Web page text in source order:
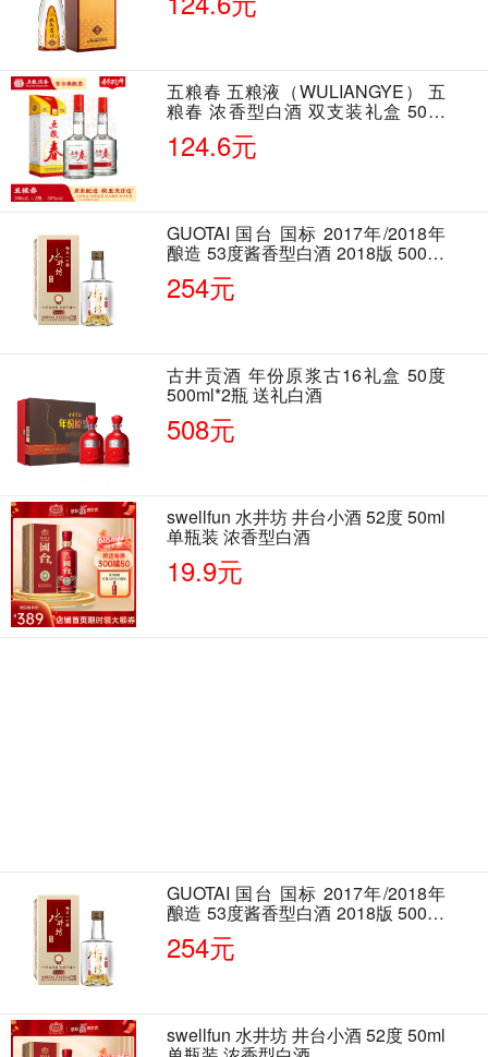
五粮春 五粮液（WULIANGYE） 五
粮春 浓香型白酒 双支装礼盒 50度
500ml*2瓶 含酒具
124.6元
GUOTAI 国台 国标 2017年/2018年
酿造 53度酱香型白酒 2018版 500ml
单瓶装
254元
古井贡酒 年份原浆古16礼盒 50度
500ml*2瓶 送礼白酒
508元
swellfun 水井坊 井台小酒 52度 50ml
单瓶装 浓香型白酒
19.9元
GUOTAI 国台 国标 2017年/2018年
酿造 53度酱香型白酒 2018版 500ml
单瓶装
254元
swellfun 水井坊 井台小酒 52度 50ml